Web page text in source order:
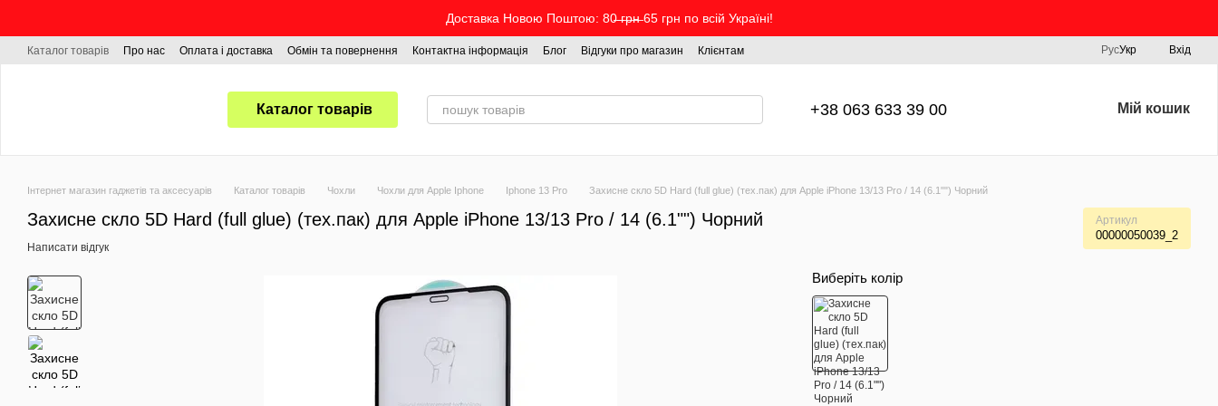
Доставка Новою Поштою: 80̶ ̶г̶р̶н̶ 65 грн по всій Україні!
Каталог товарів Про нас Оплата і доставка Обмін та повернення Контактна інформація Блог Відгуки про магазин Клієнтам РусУкр Вхід
Каталог товарів +38 063 633 39 00 Мій кошик
Інтернет магазин гаджетів та аксесуарів Каталог товарів Чохли Чохли для Apple Iphone Iphone 13 Pro Захисне скло 5D Hard (full glue) (тех.пак) для Apple iPhone 13/13 Pro / 14 (6.1"") Чорний
Захисне скло 5D Hard (full glue) (тех.пак) для Apple iPhone 13/13 Pro / 14 (6.1"") Чорний Артикул
00000050039_2
Написати відгук
Виберіть колір